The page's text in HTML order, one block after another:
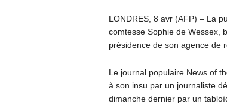
LONDRES, 8 avr (AFP) – La
comtesse Sophie de Wessex,
présidence de son agence de
Le journal populaire News of
à son insu par un journaliste
dimanche dernier par un